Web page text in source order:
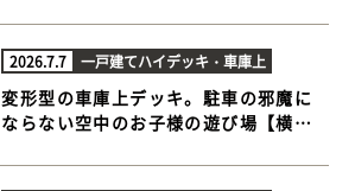
ッキ】
2026.7.7 一戸建てハイデッキ・車庫上
変形型の車庫上デッキ。駐車の邪魔に
ならない空中のお子様の遊び場【横浜